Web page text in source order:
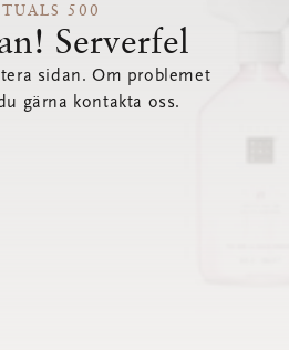
500
Serverfel
sidan. Om problemet
gärna kontakta oss.